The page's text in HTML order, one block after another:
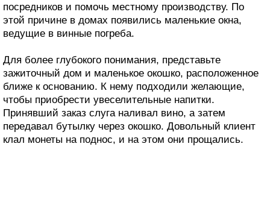
посредников и помочь местному производству. По
этой причине в домах появились маленькие окна,
ведущие в винные погреба.
Для более глубокого понимания, представьте
зажиточный дом и маленькое окошко, расположенное
ближе к основанию. К нему подходили желающие,
чтобы приобрести увеселительные напитки.
Принявший заказ слуга наливал вино, а затем
передавал бутылку через окошко. Довольный клиент
клал монеты на поднос, и на этом они прощались.